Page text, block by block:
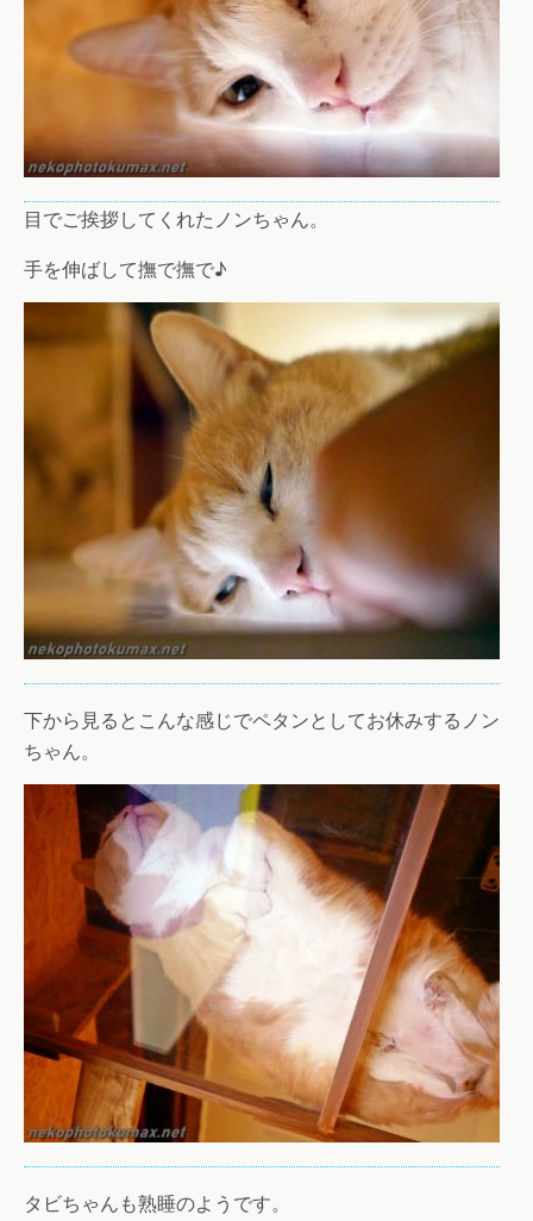
目でご挨拶してくれたノンちゃん。
手を伸ばして撫で撫で♪
下から見るとこんな感じでペタンとしてお休みするノン
ちゃん。
タビちゃんも熟睡のようです。